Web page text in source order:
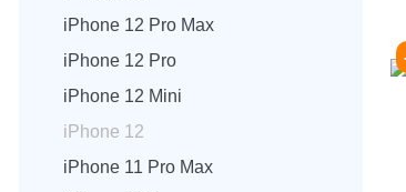
iPhone 12 Pro Max
iPhone 12 Pro
iPhone 12 Mini
iPhone 12
iPhone 11 Pro Max